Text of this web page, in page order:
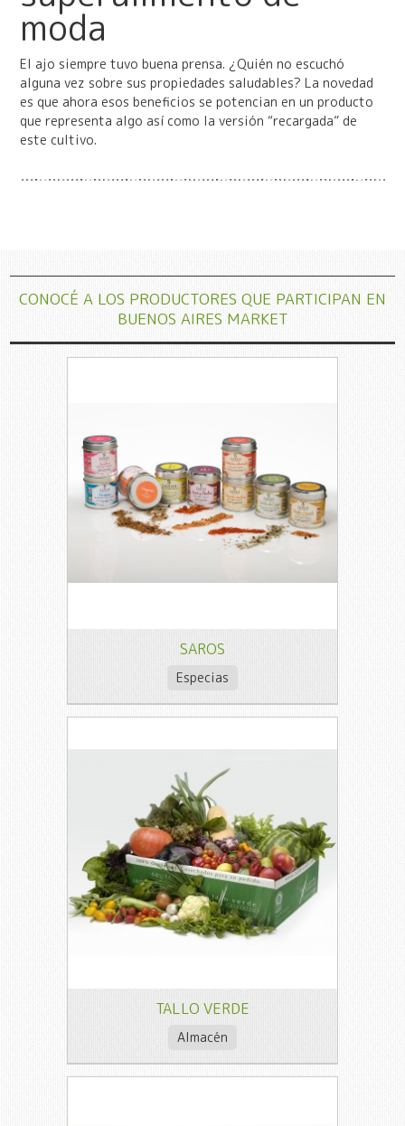
moda
El ajo siempre tuvo buena prensa. ¿Quién no escuchó
alguna vez sobre sus propiedades saludables? La novedad
es que ahora esos beneficios se potencian en un producto
que representa algo así como la versión “recargada” de
este cultivo.
CONOCÉ A LOS PRODUCTORES QUE PARTICIPAN EN
BUENOS AIRES MARKET
SAROS
Especias
TALLO VERDE
Almacén